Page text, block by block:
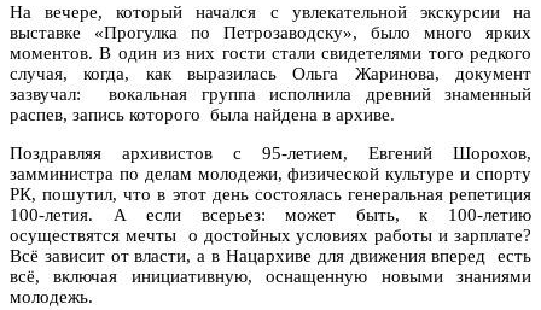
На вечере, который начался с увлекательной экскурсии на
выставке «Прогулка по Петрозаводску», было много ярких
моментов. В один из них гости стали свидетелями того редкого
случая, когда, как выразилась Ольга Жаринова, документ
зазвучал: вокальная группа исполнила древний знаменный
распев, запись которого была найдена в архиве.
Поздравляя архивистов с 95-летием, Евгений Шорохов,
замминистра по делам молодежи, физической культуре и спорту
РК, пошутил, что в этот день состоялась генеральная репетиция
100-летия. А если всерьез: может быть, к 100-летию
осуществятся мечты о достойных условиях работы и зарплате?
Всё зависит от власти, а в Нацархиве для движения вперед есть
всё, включая инициативную, оснащенную новыми знаниями
молодежь.